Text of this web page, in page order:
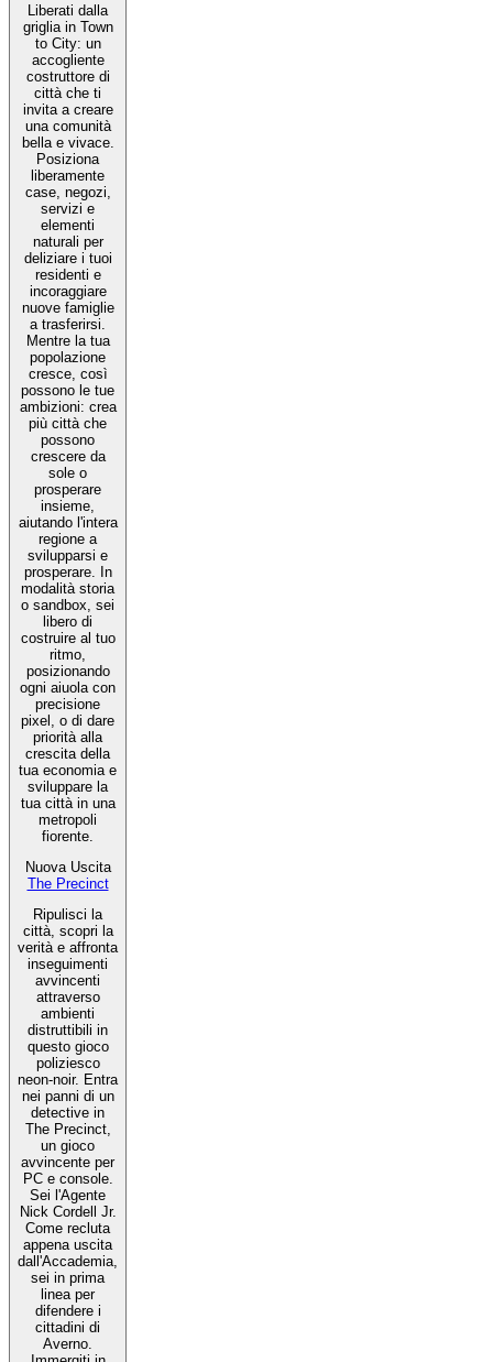
Liberati dalla
griglia in Town
to City: un
accogliente
costruttore di
città che ti
invita a creare
una comunità
bella e vivace.
Posiziona
liberamente
case, negozi,
servizi e
elementi
naturali per
deliziare i tuoi
residenti e
incoraggiare
nuove famiglie
a trasferirsi.
Mentre la tua
popolazione
cresce, così
possono le tue
ambizioni: crea
più città che
possono
crescere da
sole o
prosperare
insieme,
aiutando l'intera
regione a
svilupparsi e
prosperare. In
modalità storia
o sandbox, sei
libero di
costruire al tuo
ritmo,
posizionando
ogni aiuola con
precisione
pixel, o di dare
priorità alla
crescita della
tua economia e
sviluppare la
tua città in una
metropoli
fiorente.
Nuova Uscita
The Precinct
Ripulisci la
città, scopri la
verità e affronta
inseguimenti
avvincenti
attraverso
ambienti
distruttibili in
questo gioco
poliziesco
neon-noir. Entra
nei panni di un
detective in
The Precinct,
un gioco
avvincente per
PC e console.
Sei l'Agente
Nick Cordell Jr.
Come recluta
appena uscita
dall'Accademia,
sei in prima
linea per
difendere i
cittadini di
Averno.